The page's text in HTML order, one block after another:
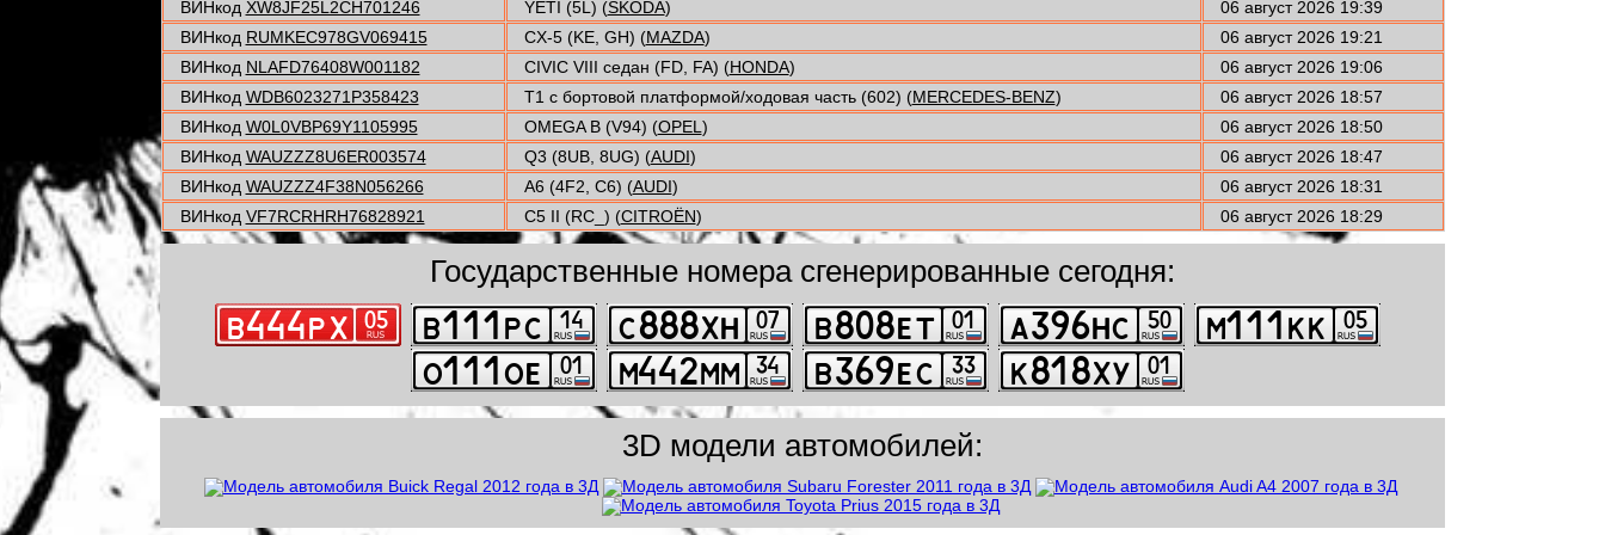
ВИНкод XW8JF25L2CH701246 YETI (5L) (SKODA)
06 август 2026 19:39
ВИНкод RUMKEC978GV069415 CX-5 (KE, GH) (MAZDA)
06 август 2026 19:21
ВИНкод NLAFD76408W001182 CIVIC VIII седан (FD, FA) (HONDA)
06 август 2026 19:06
ВИНкод WDB6023271P358423 T1 c бортовой платформой/ходовая часть (602) (MERCEDES-BENZ)
06 август 2026 18:57
ВИНкод W0L0VBP69Y1105995 OMEGA B (V94) (OPEL)
06 август 2026 18:50
ВИНкод WAUZZZ8U6ER003574 Q3 (8UB, 8UG) (AUDI)
06 август 2026 18:47
ВИНкод WAUZZZ4F38N056266 A6 (4F2, C6) (AUDI)
06 август 2026 18:31
ВИНкод VF7RCRHRH76828921 C5 II (RC_) (CITROËN) 06 август 2026 18:29
Государственные номера сгенерированные сегодня:
3D модели автомобилей: